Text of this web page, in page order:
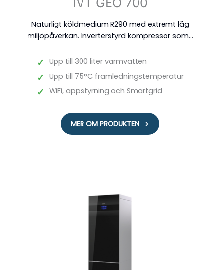
Naturligt köldmedium R290 med extremt låg
miljöpåverkan. Inverterstyrd kompressor som...
✓ Upp till 300 liter varmvatten
✓ Upp till 75°C framledningstemperatur
✓ WiFi, appstyrning och Smartgrid
MER OM PRODUKTEN